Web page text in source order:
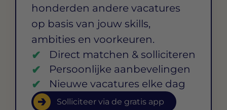
honderden andere vacatures
op basis van jouw skills,
ambities en voorkeuren.
Direct matchen & solliciteren
Persoonlijke aanbevelingen
Nieuwe vacatures elke dag
Solliciteer via de gratis app